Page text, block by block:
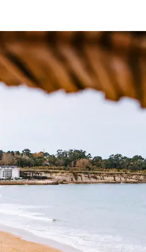
タッチまたはスワイプして検索結果を確認